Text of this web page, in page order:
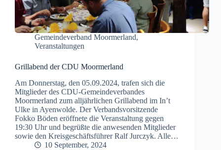
Gemeindeverband Moormerland,
Veranstaltungen
Grillabend der CDU Moormerland
Am Donnerstag, den 05.09.2024, trafen sich die
Mitglieder des CDU-Gemeindeverbandes
Moormerland zum alljährlichen Grillabend im In’t
Ulke in Ayenwolde. Der Verbandsvorsitzende
Fokko Böden eröffnete die Veranstaltung gegen
19:30 Uhr und begrüßte die anwesenden Mitglieder
sowie den Kreisgeschäftsführer Ralf Jurczyk. Alle…
10 September, 2024